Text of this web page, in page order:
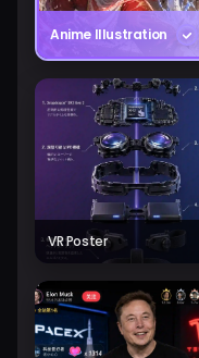
Anime Illustration
VR Poster